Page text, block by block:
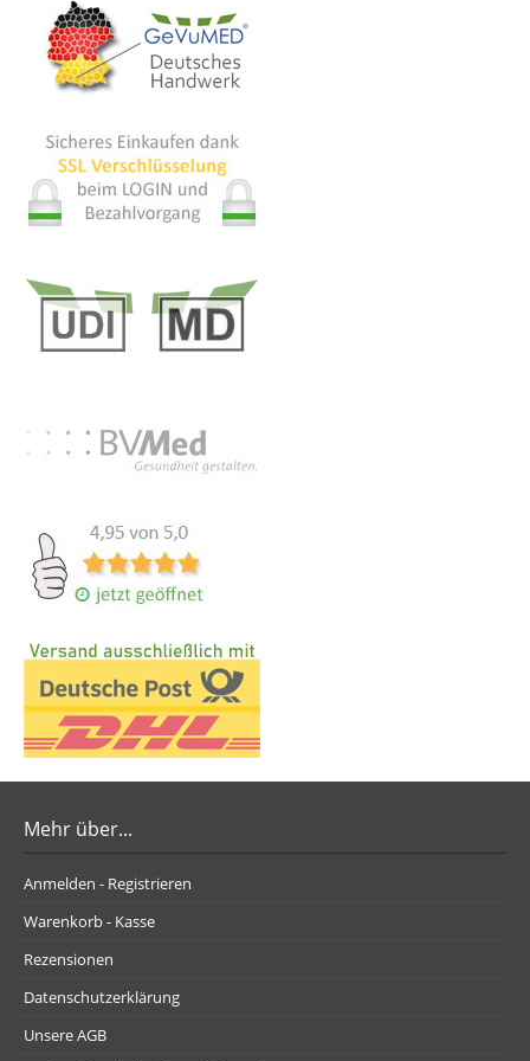
Mehr über...
Anmelden - Registrieren
Warenkorb - Kasse
Rezensionen
Datenschutzerklärung
Unsere AGB